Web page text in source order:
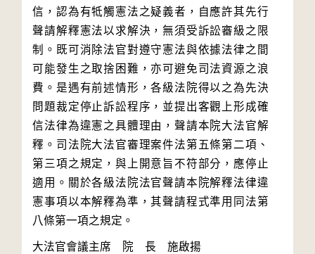
信，認為有牴觸憲法之疑義者，自應許其先行
聲請解釋憲法以求解決，無須受訴訟審級之限
制。既可消除法官對遵守憲法與依據法律之間
可能發生之取捨困難，亦可避免司法資源之浪
費。是遇有前述情形，各級法院得以之為先決
問題裁定停止訴訟程序，並提出客觀上形成確
信法律為違憲之具體理由，聲請本院大法官解
釋。司法院大法官審理案件法第五條第二項、
第三項之規定，與上開意旨不符部分，應停止
適用。關於各級法院法官聲請本院解釋法律違
憲事項以本解釋為準，其聲請程式準用同法第